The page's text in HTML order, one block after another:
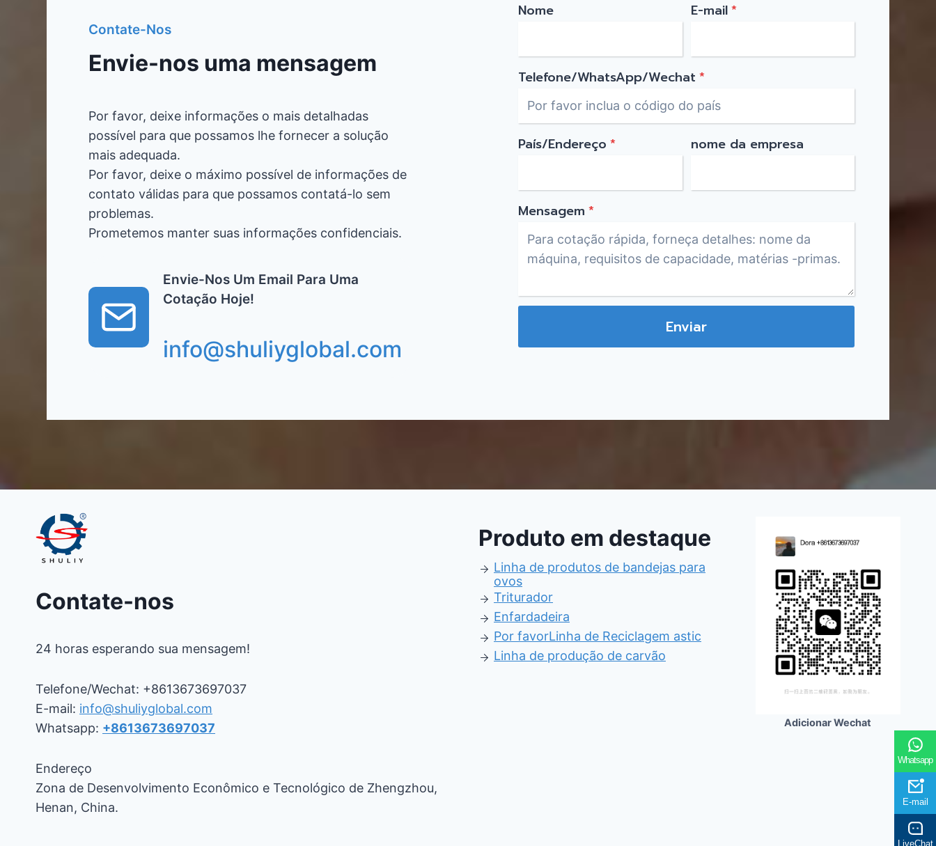
Contate-Nos
Envie-nos uma mensagem
Por favor, deixe informações o mais detalhadas
possível para que possamos lhe fornecer a solução
mais adequada.
Por favor, deixe o máximo possível de informações de
contato válidas para que possamos contatá-lo sem
problemas.
Prometemos manter suas informações confidenciais.
Envie-Nos Um Email Para Uma
Cotação Hoje!
info@shuliyglobal.com
Nome E-mail*
Telefone/WhatsApp/Wechat *
País/Endereço * nome da empresa
Mensagem *
Enviar
Contate-nos
24 horas esperando sua mensagem!
Telefone/Wechat: +8613673697037
E-mail: info@shuliyglobal.com
Whatsapp: +8613673697037
Endereço
Zona de Desenvolvimento Econômico e Tecnológico de Zhengzhou,
Henan, China.
Produto em destaque
Linha de produtos de bandejas para
ovos
Triturador
Enfardadeira
Por favorLinha de Reciclagem astic
Linha de produção de carvão
Adicionar Wechat
Whatsapp
E-mail
LiveChat